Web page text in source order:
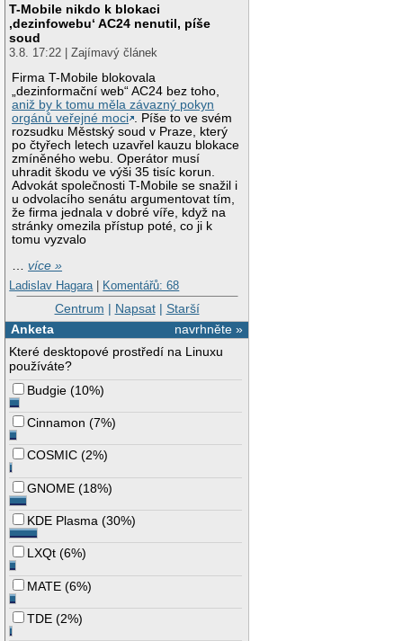
T-Mobile nikdo k blokaci
‚dezinfowebu‘ AC24 nenutil, píše
soud
3.8. 17:22 | Zajímavý článek
Firma T-Mobile blokovala
„dezinformační web“ AC24 bez toho,
aniž by k tomu měla závazný pokyn
orgánů veřejné moci . Píše to ve svém
rozsudku Městský soud v Praze, který
po čtyřech letech uzavřel kauzu blokace
zmíněného webu. Operátor musí
uhradit škodu ve výši 35 tisíc korun.
Advokát společnosti T-Mobile se snažil i
u odvolacího senátu argumentovat tím,
že firma jednala v dobré víře, když na
stránky omezila přístup poté, co ji k
tomu vyzvalo
…více »
Ladislav Hagara | Komentářů: 68
Centrum | Napsat| Starší
navrhněte »
Anketa
Které desktopové prostředí na Linuxu
používáte?
Budgie (10%)
Cinnamon (7%)
COSMIC (2%)
GNOME (18%)
KDE Plasma (30%)
LXQt (6%)
MATE (6%)
TDE (2%)